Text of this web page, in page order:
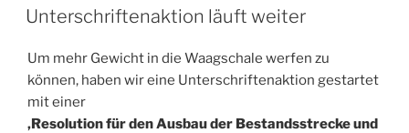
AM
Unterschriftenaktion läuft weiter
Um mehr Gewicht in die Waagschale werfen zu
können, haben wir eine Unterschriftenaktion gestartet
mit einer
‚Resolution für den Ausbau der Bestandsstrecke und